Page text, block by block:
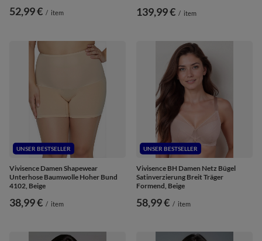
52,99 € / item 139,99 € / item
UNSER BESTSELLER
Vivisence Damen Shapewear
Unterhose Baumwolle Hoher Bund
4102, Beige
38,99 € / item
UNSER BESTSELLER
Vivisence BH Damen Netz Bügel
Satinverzierung Breit Träger
Formend, Beige
58,99 € / item